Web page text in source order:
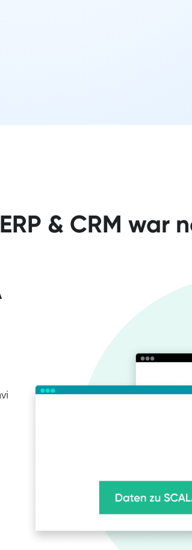
& CRM war